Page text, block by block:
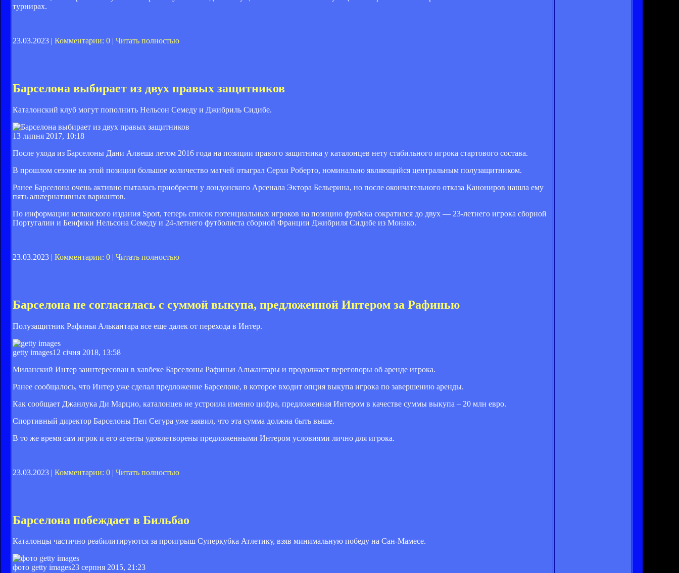
турнирах.
23.03.2023 | Комментарии: 0 | Читать полностью
Барселона выбирает из двух правых защитников
Каталонский клуб могут пополнить Нельсон Семеду и Джибриль Сидибе.
13 липня 2017, 10:18
После ухода из Барселоны Дани Алвеша летом 2016 года на позиции правого защитника у каталонцев нету стабильного игрока стартового состава.
В прошлом сезоне на этой позиции большое количество матчей отыграл Серхи Роберто, номинально являющийся центральным полузащитником.
Ранее Барселона очень активно пыталась приобрести у лондонского Арсенала Эктора Бельерина, но после окончательного отказа Канониров нашла ему
пять альтернативных вариантов.
По информации испанского издания Sport, теперь список потенциальных игроков на позицию фулбека сократился до двух — 23-летнего игрока сборной
Португалии и Бенфики Нельсона Семеду и 24-летнего футболиста сборной Франции Джибриля Сидибе из Монако.
23.03.2023 | Комментарии: 0 | Читать полностью
Барселона не согласилась с суммой выкупа, предложенной Интером за Рафинью
Полузащитник Рафинья Алькантара все еще далек от перехода в Интер.
getty images12 січня 2018, 13:58
Миланский Интер заинтересован в хавбеке Барселоны Рафиньи Алькантары и продолжает переговоры об аренде игрока.
Ранее сообщалось, что Интер уже сделал предложение Барселоне, в которое входит опция выкупа игрока по завершению аренды.
Как сообщает Джанлука Ди Марцио, каталонцев не устроила именно цифра, предложенная Интером в качестве суммы выкупа – 20 млн евро.
Спортивный директор Барселоны Пеп Сегура уже заявил, что эта сумма должна быть выше.
В то же время сам игрок и его агенты удовлетворены предложенными Интером условиями лично для игрока.
23.03.2023 | Комментарии: 0 | Читать полностью
Барселона побеждает в Бильбао
Каталонцы частично реабилитируются за проигрыш Суперкубка Атлетику, взяв минимальную победу на Сан-Мамесе.
фото getty images23 серпня 2015, 21:23